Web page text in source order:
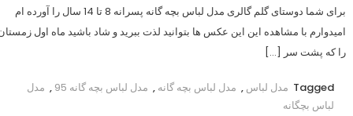
برای شما دوستای گلم گالری مدل لباس بچه گانه پسرانه 8 تا 14 سال را آورده ام
امیدوارم با مشاهده این این عکس ها بتوانید لذت ببرید و شاد باشید ماه اول
را که پشت سر […]
Tagged مدل لباس , مدل لباس بچه گانه , مدل لباس بچه گانه 95 , مدل
لباس بچگانه